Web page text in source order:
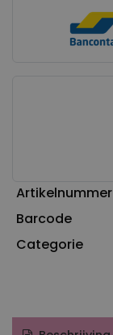
Artikelnummer
Barcode
Categorie